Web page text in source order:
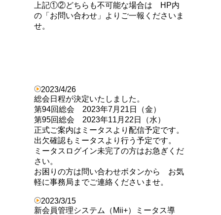
上記①②どちらも不可能な場合は HP内
の「お問い合わせ」よりご一報くださいま
せ。
2023/4/26
総会日程が決定いたしました。
第94回総会 2023年7月21日（金）
第95回総会 2023年11月22日（水）
正式ご案内はミータスより配信予定です。
出欠確認もミータスより行う予定です。
ミータスログイン未完了の方はお急ぎくだ
さい。
お困りの方は問い合わせボタンから お気
軽に事務局までご連絡くださいませ。
2023/3/15
新会員管理システム（Mii+）ミータス導